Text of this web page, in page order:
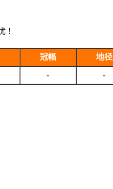
！
冠幅 地径
- -